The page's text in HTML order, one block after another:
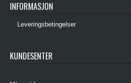
INFORMASJON
Leveringsbetingelser
KUNDESENTER